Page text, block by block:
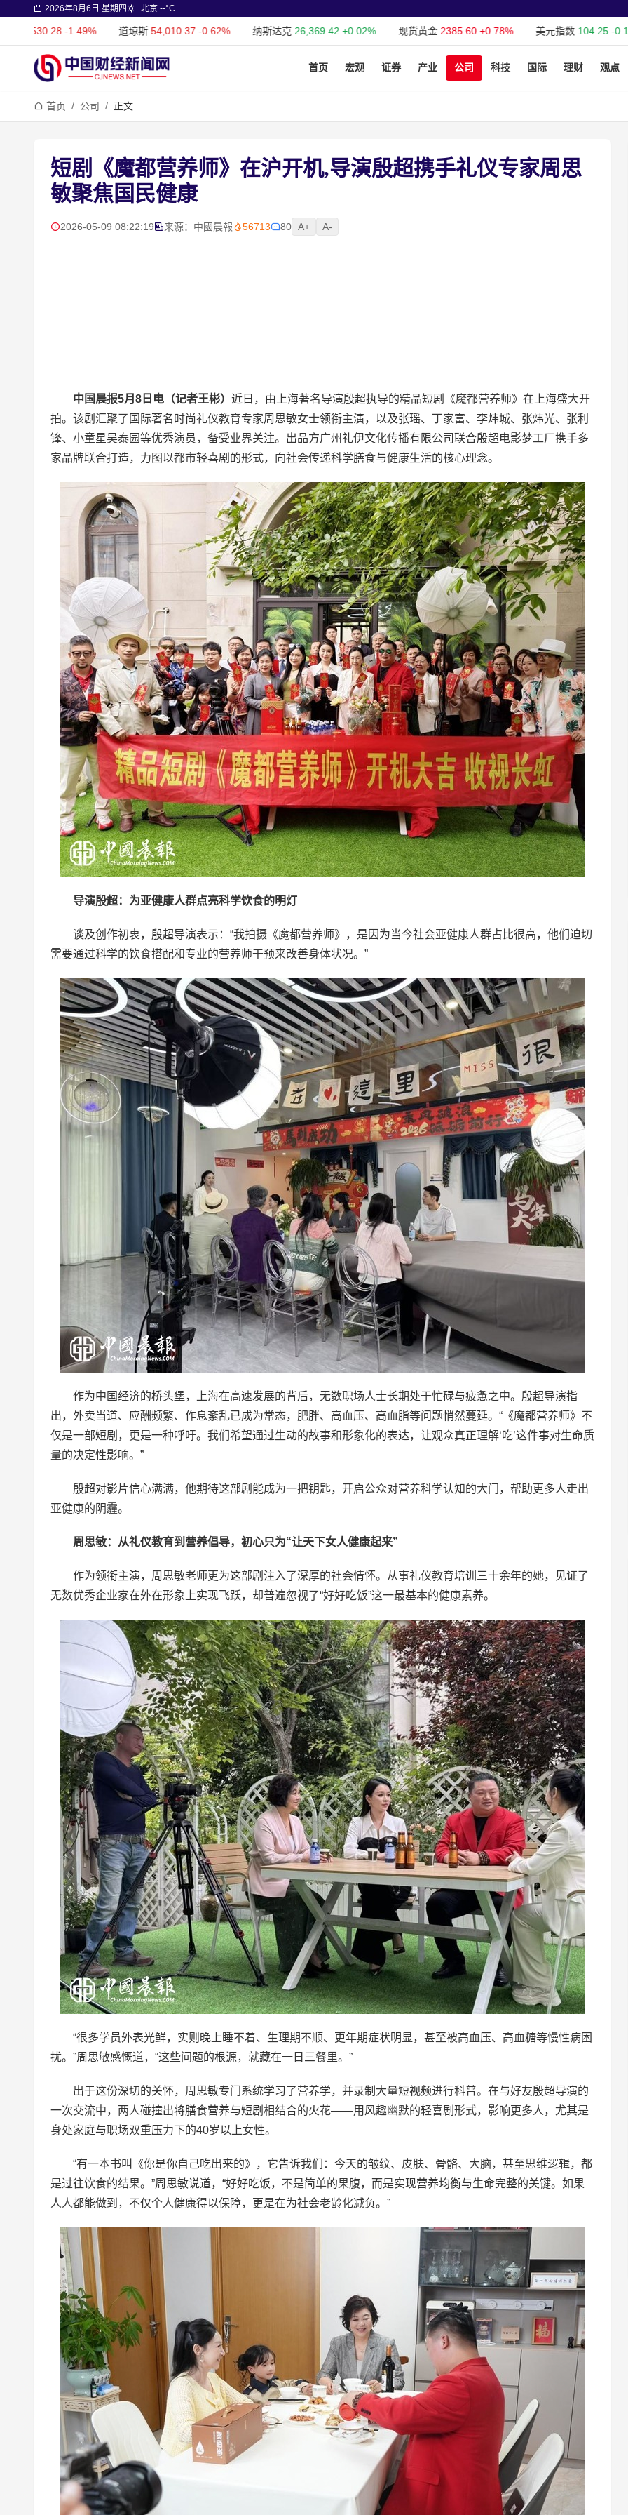
2026年8月6日 星期四 北京 --°C
-1.49% 道琼斯 54,010.37 -0.62% 纳斯达克 26,369.42 +0.02% 现货黄金 2385.60 +0.78% 美元指数 104.25 -0.15%
首页 宏观 证券 产业 公司 科技 国际 理财 观点
首页 / 公司 / 正文
短剧《魔都营养师》在沪开机,导演殷超携手礼仪专家周思
敏聚焦国民健康
2026-05-09 08:22:19 来源：中國晨報 56713 80 A+ A-
中国晨报5月8日电（记者王彬） 近日，由上海著名导演殷超执导的精品短剧《魔都营养师》在上海盛大开
拍。该剧汇聚了国际著名时尚礼仪教育专家周思敏女士领衔主演，以及张瑶、丁家富、李炜城、张炜光、张利
锋、小童星吴泰园等优秀演员，备受业界关注。出品方广州礼伊文化传播有限公司联合殷超电影梦工厂携手多
家品牌联合打造，力图以都市轻喜剧的形式，向社会传递科学膳食与健康生活的核心理念。
导演殷超：为亚健康人群点亮科学饮食的明灯
谈及创作初衷，殷超导演表示：“我拍摄《魔都营养师》，是因为当今社会亚健康人群占比很高，他们迫切
需要通过科学的饮食搭配和专业的营养师干预来改善身体状况。”
作为中国经济的桥头堡，上海在高速发展的背后，无数职场人士长期处于忙碌与疲惫之中。殷超导演指
出，外卖当道、应酬频繁、作息紊乱已成为常态，肥胖、高血压、高血脂等问题悄然蔓延。“《魔都营养师》不
仅是一部短剧，更是一种呼吁。我们希望通过生动的故事和形象化的表达，让观众真正理解‘吃’这件事对生命质
量的决定性影响。”
殷超对影片信心满满，他期待这部剧能成为一把钥匙，开启公众对营养科学认知的大门，帮助更多人走出
亚健康的阴霾。
周思敏：从礼仪教育到营养倡导，初心只为“让天下女人健康起来”
作为领衔主演，周思敏老师更为这部剧注入了深厚的社会情怀。从事礼仪教育培训三十余年的她，见证了
无数优秀企业家在外在形象上实现飞跃，却普遍忽视了“好好吃饭”这一最基本的健康素养。
“很多学员外表光鲜，实则晚上睡不着、生理期不顺、更年期症状明显，甚至被高血压、高血糖等慢性病困
扰。”周思敏感慨道，“这些问题的根源，就藏在一日三餐里。”
出于这份深切的关怀，周思敏专门系统学习了营养学，并录制大量短视频进行科普。在与好友殷超导演的
一次交流中，两人碰撞出将膳食营养与短剧相结合的火花——用风趣幽默的轻喜剧形式，影响更多人，尤其是
身处家庭与职场双重压力下的40岁以上女性。
“有一本书叫《你是你自己吃出来的》，它告诉我们：今天的皱纹、皮肤、骨骼、大脑，甚至思维逻辑，都
是过往饮食的结果。”周思敏说道，“好好吃饭，不是简单的果腹，而是实现营养均衡与生命完整的关键。如果
人人都能做到，不仅个人健康得以保障，更是在为社会老龄化减负。”